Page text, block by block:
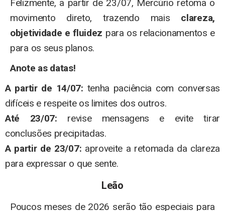
Felizmente, a partir de 23/07, Mercúrio retoma o
movimento direto, trazendo mais clareza,
objetividade e fluidez para os relacionamentos e
para os seus planos.
Anote as datas!
A partir de 14/07: tenha paciência com conversas
difíceis e respeite os limites dos outros.
Até 23/07: revise mensagens e evite tirar
conclusões precipitadas.
A partir de 23/07: aproveite a retomada da clareza
para expressar o que sente.
Leão
Poucos meses de 2026 serão tão especiais para